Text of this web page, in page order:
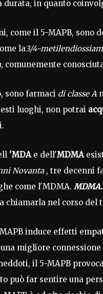
in quanto
come il 5-MAPB,
la 3/4-
, comunemente
sono farmaci di classe A
luoghi, non potrai
'MDA e dell'MDMA
Novanta , tre decenni
come l'MDMA. MDMA.
chiamarla nel corso del
induce effetti
migliore
il 5-MAPB
può far sentire una